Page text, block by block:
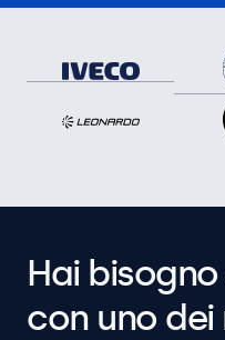
Hai
con uno dei